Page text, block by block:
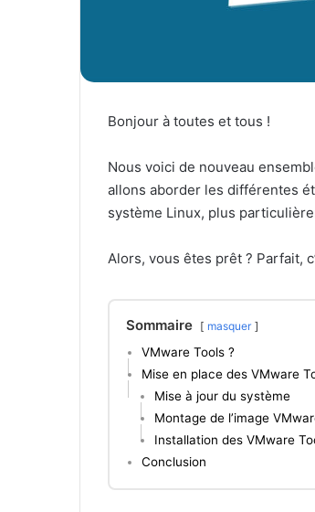
Bonjour à toutes et tous !
Nous voici de nouveau
allons aborder les différentes
système Linux, plus
Alors, vous êtes prêt ? Parfait,
Sommaire masquer
VMware Tools ?
Mise en place des VMware
Mise à jour du système
Montage de l’image
Installation des VMware
Conclusion